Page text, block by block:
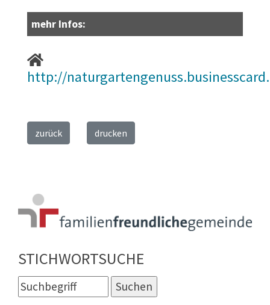
mehr Infos:
http://
zurück drucken
STICHWORTSUCHE